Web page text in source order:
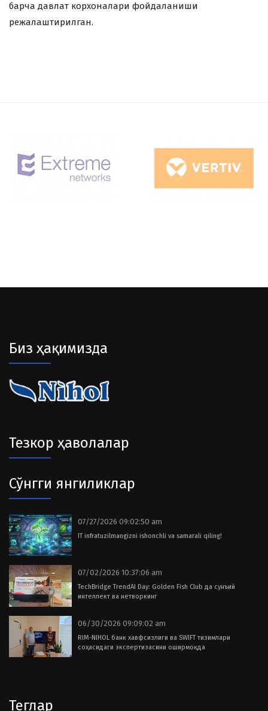
барча давлат корхоналари фойдаланиши
режалаштирилган.
Биз ҳақимизда
Тезкор ҳаволалар
Сўнгги янгиликлар
07/27/2026 09:02:50 am
IT infratuzilmangizni ishonchli va samarali qiling!
07/02/2026 10:37:06 am
TechBridge TrendAI Day: Golden Fish Club да сунъий
интеллект ва нетворкинг
06/30/2026 09:09:02 am
RIM-NIHOL банк хавфсизлиги ва SWIFT тизимлари
соҳасидаги экспертизасини оширмоқда
Теглар